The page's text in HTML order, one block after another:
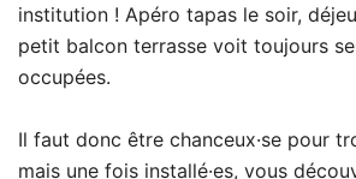
institution ! Apéro tapas le soir,
petit balcon terrasse voit toujours
occupées.
Il faut donc être chanceux·se pour
mais une fois installé·es, vous